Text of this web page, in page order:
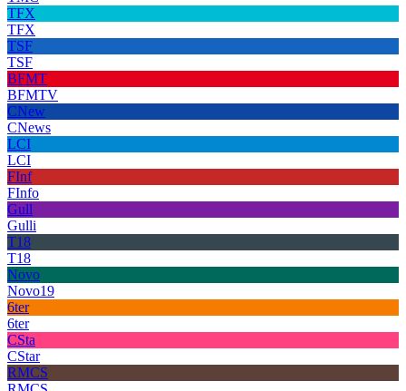
TFX
TFX
TSF
TSF
BFMT
BFMTV
CNew
CNews
LCI
LCI
FInf
FInfo
Gull
Gulli
T18
T18
Novo
Novo19
6ter
6ter
CSta
CStar
RMCS